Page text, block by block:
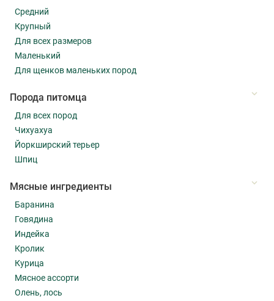
Средний
Крупный
Для всех размеров
Маленький
Для щенков маленьких пород
Порода питомца
Для всех пород
Чихуахуа
Йоркширский терьер
Шпиц
Мясные ингредиенты
Баранина
Говядина
Индейка
Кролик
Курица
Мясное ассорти
Олень, лось